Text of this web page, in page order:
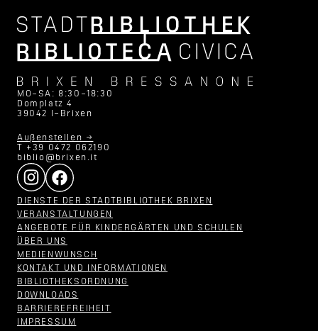
MO–SA: 8:30–18:30
Domplatz 4
39042 I–Brixen
Außenstellen →
T +39 0472 062190
biblio@brixen.it
DIENSTE DER STADTBIBLIOTHEK BRIXEN
VERANSTALTUNGEN
ANGEBOTE FÜR KINDERGÄRTEN UND SCHULEN
ÜBER UNS
MEDIENWUNSCH
KONTAKT UND INFORMATIONEN
BIBLIOTHEKSORDNUNG
DOWNLOADS
BARRIEREFREIHEIT
IMPRESSUM